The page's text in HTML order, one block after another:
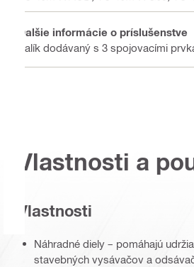
Ďalšie informácie o príslušenstve
Balík dodávaný s 3 spojovacími
Vlastnosti a
Vlastnosti
Náhradné diely – pomáhajú
stavebných vysávačov a